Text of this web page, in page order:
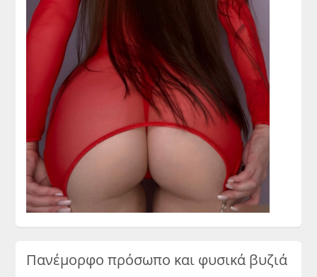
Πανέμορφο πρόσωπο και φυσικά βυζιά